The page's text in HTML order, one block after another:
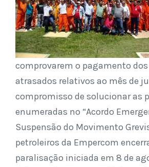
comprovarem o pagamento
atrasados relativos ao mês de
compromisso de solucionar as
enumeradas no “Acordo
Suspensão do Movimento
petroleiros da Empercom
paralisação iniciada em 8 de